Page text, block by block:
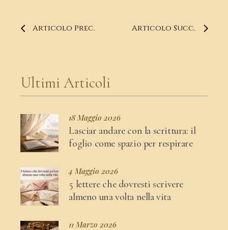
Articolo Prec. Articolo Succ.
Ultimi Articoli
18 Maggio 2026
Lasciar andare con la scrittura: il
foglio come spazio per respirare
4 Maggio 2026
5 lettere che dovresti scrivere
almeno una volta nella vita
11 Marzo 2026